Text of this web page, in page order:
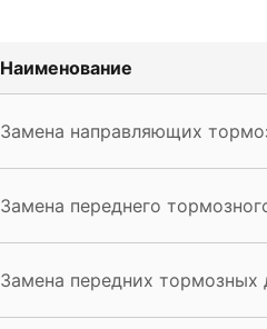
Наименование
Замена направляющих
Замена переднего
Замена передних тормозных